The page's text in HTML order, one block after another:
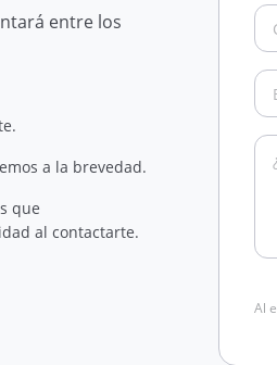
entre los
a la brevedad.
que
al contactarte.
Al